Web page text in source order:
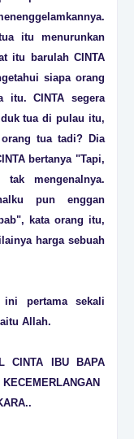
itu menurunkan
itu barulah CINTA
siapa orang
itu. CINTA segera
tua di pulau itu,
tua tadi? Dia
bertanya "Tapi,
tak mengenalnya.
pun enggan
kata orang itu,
harga sebuah
ini pertama sekali
Allah.
CINTA IBU BAPA